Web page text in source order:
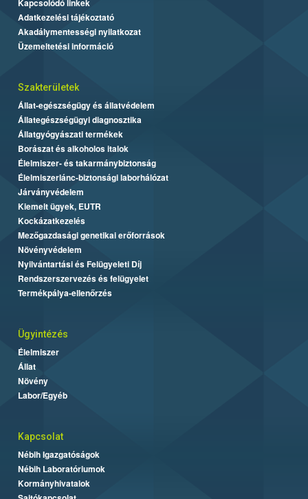
Kapcsolódó linkek
Adatkezelési tájékoztató
Akadálymentességi nyilatkozat
Üzemeltetési információ
Szakterületek
Állat-egészségügy és állatvédelem
Állategészségügyi diagnosztika
Állatgyógyászati termékek
Borászat és alkoholos italok
Élelmiszer- és takarmánybiztonság
Élelmiszerlánc-biztonsági laborhálózat
Járványvédelem
Kiemelt ügyek, EUTR
Kockázatkezelés
Mezőgazdasági genetikai erőforrások
Növényvédelem
Nyilvántartási és Felügyeleti Díj
Rendszerszervezés és felügyelet
Termékpálya-ellenőrzés
Ügyintézés
Élelmiszer
Állat
Növény
Labor/Egyéb
Kapcsolat
Nébih Igazgatóságok
Nébih Laboratóriumok
Kormányhivatalok